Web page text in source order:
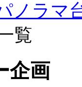
ノラマ
覧
企画